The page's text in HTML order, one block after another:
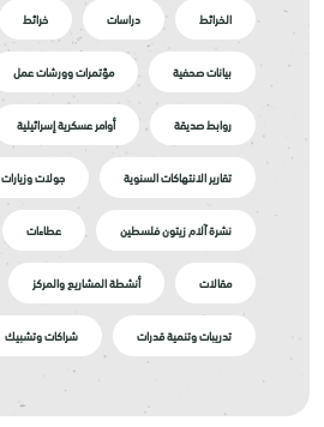
الخرائط دراسات خرائط
بيانات صحفية مؤتمرات وورشات عمل
روابط صديقة أوامر عسكرية إسرائيلية
تقارير الانتهاكات السنوية جولات وزيارات
نشرة آلام زيتون فلسطين عطاءات
مقالات أنشطة المشاريع والمركز
تدريبات وتنمية قدرات شراكات وتشبيك